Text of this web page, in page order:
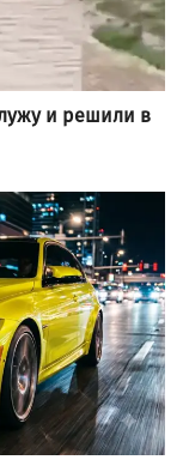
и решили в